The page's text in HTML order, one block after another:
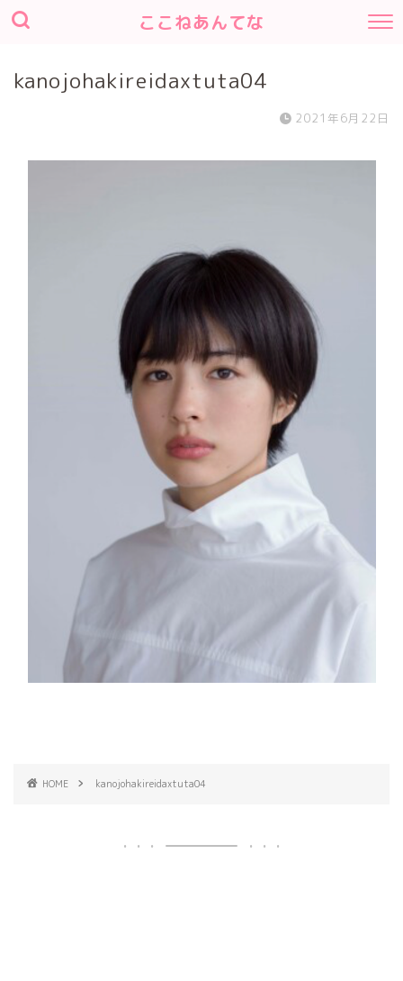
ここねあんてな
kanojohakireidaxtuta04
2021年6月22日
HOME kanojohakireidaxtuta04